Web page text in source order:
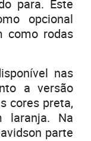
para. Este
opcional
como rodas
nas
a versão
cores preta,
laranja. Na
parte